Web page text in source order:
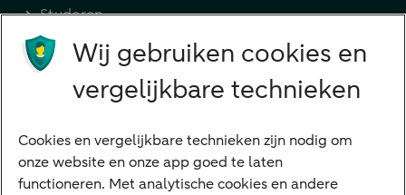
Studeren
Preferred Banking
Digitale diensten
Internet Bankieren
Wij gebruiken cookies en
vergelijkbare technieken
Cookies en vergelijkbare technieken zijn nodig om
onze website en onze app goed te laten
functioneren. Met analytische cookies en andere